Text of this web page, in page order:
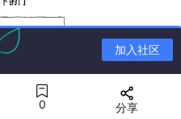
加入社区
0 分享